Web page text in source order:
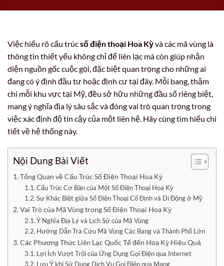
Việc hiểu rõ cấu trúcsố điện thoại Hoa Kỳvà các mã vùng là
thông tin thiết yếu không chỉ để liên lạc mà còn giúp nhận
diện nguồn gốc cuộc gọi, đặc biệt quan trọng cho những ai
đang có ý định đầu tư hoặc định cư tại đây. Mỗi bang, thậm
chí mỗi khu vực tại Mỹ, đều sở hữu những đầu số riêng biệt,
mang ý nghĩa địa lý sâu sắc và đóng vai trò quan trọng trong
việc xác định độ tin cậy của một liên hệ. Hãy cùng tìm hiểu chi
tiết về hệ thống này.
Nội Dung Bài Viết
Tổng Quan về Cấu Trúc Số Điện Thoại Hoa Kỳ
Cấu Trúc Cơ Bản của Một Số Điện Thoại Hoa Kỳ
Sự Khác Biệt giữa Số Điện Thoại Cố Định và Di Động ở Mỹ
Vai Trò của Mã Vùng trong Số Điện Thoại Hoa Kỳ
Ý Nghĩa Địa Lý và Lịch Sử của Mã Vùng
Hướng Dẫn Tra Cứu Mã Vùng Các Bang và Thành Phố Lớn
Các Phương Thức Liên Lạc Quốc Tế đến Hoa Kỳ Hiệu Quả
Lợi Ích Vượt Trội của Ứng Dụng Gọi Điện qua Internet
Lưu Ý khi Sử Dụng Dịch Vụ Gọi Điện qua Mạng